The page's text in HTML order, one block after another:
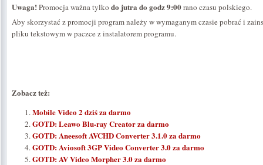
Uwaga!Promocja ważna tylko do jutra do godz 9:00rano czasu polskiego.
Aby skorzystać z promocji program należy w wymaganym czasie pobrać i
pliku tekstowym w paczce z instalatorem programu.
Zobacz też:
Mobile Video 2 dziś za darmo
GOTD: Leawo Blu-ray Creator za darmo
GOTD: Aneesoft AVCHD Converter 3.1.0 za darmo
GOTD: Aviosoft 3GP Video Converter 3.0 za darmo
GOTD: AV Video Morpher 3.0 za darmo